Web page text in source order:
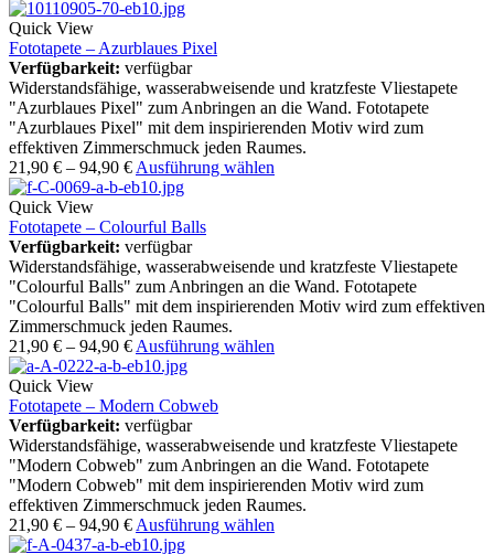
Quick View
Fototapete – Azurblaues Pixel
Verfügbarkeit: verfügbar
Widerstandsfähige, wasserabweisende und kratzfeste Vliestapete
"Azurblaues Pixel" zum Anbringen an die Wand. Fototapete
"Azurblaues Pixel" mit dem inspirierenden Motiv wird zum
effektiven Zimmerschmuck jeden Raumes.
21,90 € – 94,90 € Ausführung wählen
Quick View
Fototapete – Colourful Balls
Verfügbarkeit: verfügbar
Widerstandsfähige, wasserabweisende und kratzfeste Vliestapete
"Colourful Balls" zum Anbringen an die Wand. Fototapete
"Colourful Balls" mit dem inspirierenden Motiv wird zum effektiven
Zimmerschmuck jeden Raumes.
21,90 € – 94,90 € Ausführung wählen
Quick View
Fototapete – Modern Cobweb
Verfügbarkeit: verfügbar
Widerstandsfähige, wasserabweisende und kratzfeste Vliestapete
"Modern Cobweb" zum Anbringen an die Wand. Fototapete
"Modern Cobweb" mit dem inspirierenden Motiv wird zum
effektiven Zimmerschmuck jeden Raumes.
21,90 € – 94,90 € Ausführung wählen